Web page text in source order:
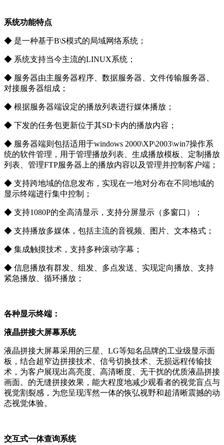
系统功能特点
◆ 是一种基于B\S模式的局域网络系统；
◆ 系统支持当今主流的LINUX系统；
◆ 服务器由主服务器程序、数据服务器、文件传输服务器、
对接服务器组成；
◆ 根据服务器端设定的播放列表进行媒体播放；
◆ 下发的任务包更新位于其SD卡内的播放内容；
◆ 服务器端则包括适用于windows 2000\XP\2003\win7操作系
统的软件管理，用于管理播放列表、生成播放模板、定制播放
列表、管理FTP服务器上的播放内容以及管理并控制客户端；
◆ 支持跨地域的信息发布，实现在一地对分布在不同地域的
显示终端进行集中控制；
◆ 支持1080P的全高清显示，支持分屏显示（多窗口）；
◆ 支持播放多媒体，包括主流的音视频、图片、文本格式；
◆ 集成触摸技术，支持多种滚动字幕；
◆ 信息播放有群发、组发、多点发送、实现定向播放、支持
紧急播放、循环播放；
各种显示终端：
液晶拼接大屏幕系统
液晶拼接大屏幕采用的三星、LG等知名品牌的工业级显示面
板，结合超窄边拼接技术、信号切换技术、无损远程传输技
术，为客户展现出高亮度、高清晰度、无干扰的优质液晶拼接
画面。的无缝拼接效果，能大程度地减少观看者的视觉盲点与
视觉割裂感，为您呈现浑然一体的恢弘视野和超清晰震撼的动
态视觉体验。
交互式一体查询系统